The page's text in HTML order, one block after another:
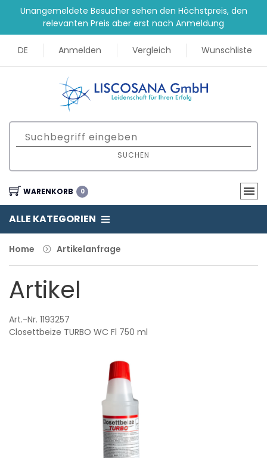
Unangemeldete Besucher sehen den Höchstpreis, den
relevanten Preis aber erst nach Anmeldung
DE Anmelden Vergleich Wunschliste
SUCHEN
WARENKORB 0
ALLE KATEGORIEN
Home Artikelanfrage
Artikel
Art.-Nr. 1193257
Closettbeize TURBO WC Fl 750 ml